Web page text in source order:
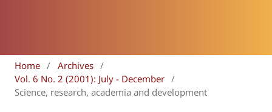
Home / Archives /
Vol. 6 No. 2 (2001): July - December /
Science, research, academia and development